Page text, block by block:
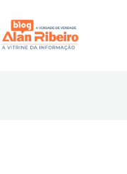
para
conteúdo